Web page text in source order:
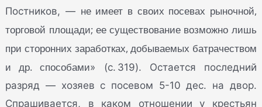
Постников, — не имеет в своих посевах рыночной,
торговой площади; ее существование возможно лишь
при сторонних заработках, добываемых батрачеством
и др. способами» (с. 319). Остается последний
разряд — хозяев с посевом 5-10 дес. на двор.
Спрашивается, в каком отношении у крестьян